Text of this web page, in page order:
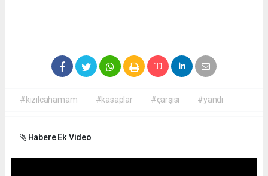
#kızılcahamam #kasaplar #çarşısı #yandı
Habere Ek Video